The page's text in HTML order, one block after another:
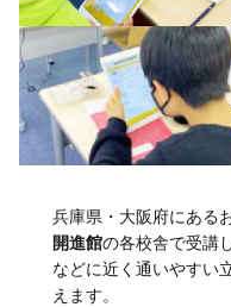
兵庫県・大阪府にある
開進館の各校舎で受講
などに近く通いやすい
えます。